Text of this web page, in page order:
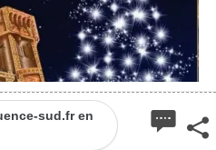
sud.fr en